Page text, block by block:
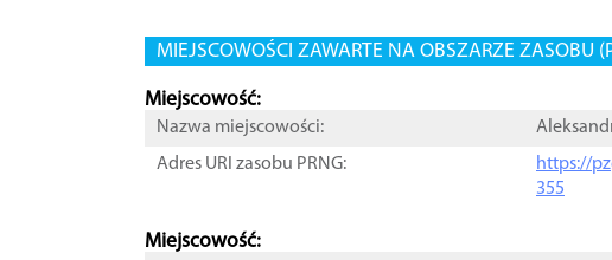
MIEJSCOWOŚCI ZAWARTE NA OBSZARZE ZASOBU
Miejscowość:
Nazwa miejscowości:
Adres URI zasobu PRNG:
https://
355
Miejscowość: